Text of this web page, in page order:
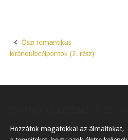
Post
Őszi romantikus
kirándulócélpontok (2. rész)
Hozzátok magatokkal az álmaitokat,